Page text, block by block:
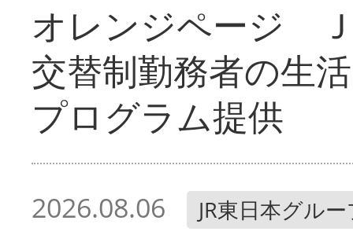
オレンジページ
交替制勤務者の生
プログラム提供
2026.08.06 JR東日本グル